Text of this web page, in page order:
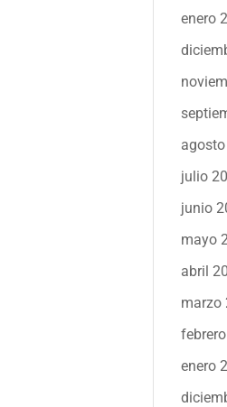
enero
julio
junio
mayo
abril
marzo
enero